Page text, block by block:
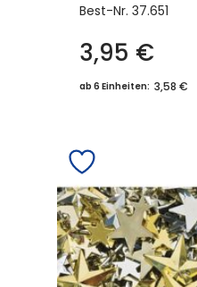
Best-Nr. 37.651
3,95 €
ab 6 Einheiten: 3,58 €